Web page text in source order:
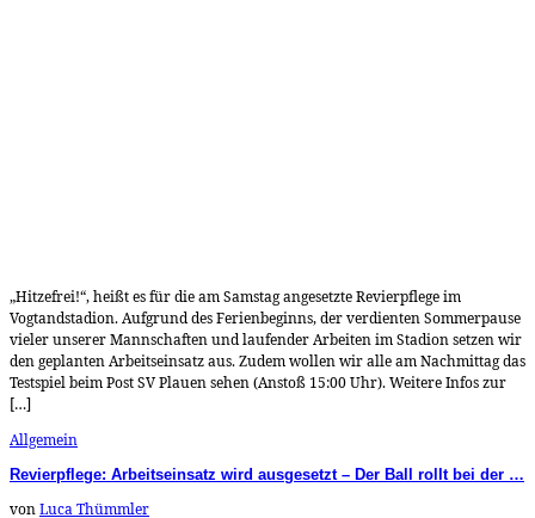
„Hitzefrei!“, heißt es für die am Samstag angesetzte Revierpflege im
Vogtandstadion. Aufgrund des Ferienbeginns, der verdienten Sommerpause
vieler unserer Mannschaften und laufender Arbeiten im Stadion setzen wir
den geplanten Arbeitseinsatz aus. Zudem wollen wir alle am Nachmittag das
Testspiel beim Post SV Plauen sehen (Anstoß 15:00 Uhr). Weitere Infos zur
[…]
Allgemein
Revierpflege: Arbeitseinsatz wird ausgesetzt – Der Ball rollt bei der …
vonLuca Thümmler